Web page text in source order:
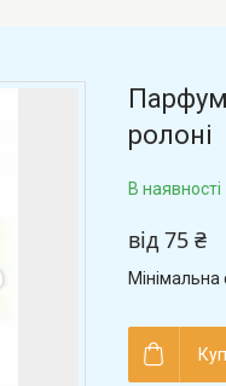
ролоні
В наявності
від 75 ₴